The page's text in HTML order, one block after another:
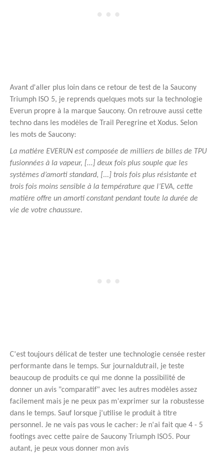
Avant d'aller plus loin dans ce retour de test de la Saucony
Triumph ISO 5, je reprends quelques mots sur la technologie
Everun propre à la marque Saucony. On retrouve aussi cette
techno dans les modèles de Trail Peregrine et Xodus. Selon
les mots de Saucony:
La matière EVERUN est composée de milliers de billes de TPU
fusionnées à la vapeur, [...] deux fois plus souple que les
systèmes d’amorti standard, [...] trois fois plus résistante et
trois fois moins sensible à la température que l’EVA, cette
matière offre un amorti constant pendant toute la durée de
vie de votre chaussure.
C'est toujours délicat de tester une technologie censée rester
performante dans le temps. Sur journaldutrail, je teste
beaucoup de produits ce qui me donne la possibilité de
donner un avis "comparatif" avec les autres modèles assez
facilement mais je ne peux pas m'exprimer sur la robustesse
dans le temps. Sauf lorsque j'utilise le produit à titre
personnel. Je ne vais pas vous le cacher: Je n'ai fait que 4 - 5
footings avec cette paire de Saucony Triumph ISO5. Pour
autant, je peux vous donner mon avis